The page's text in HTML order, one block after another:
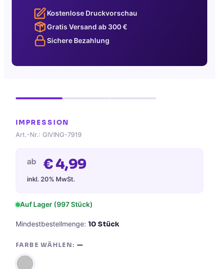
Kostenlose Druckvorschau
Gratis Versand ab 300€
Sichere Bezahlung
IMPRESSION
Art.-Nr.: GIVING-7919
ab €4,99
inkl. 20% MwSt.
Auf Lager (997 Stück)
Mindestbestellmenge: 10 Stück
FARBE WÄHLEN: —